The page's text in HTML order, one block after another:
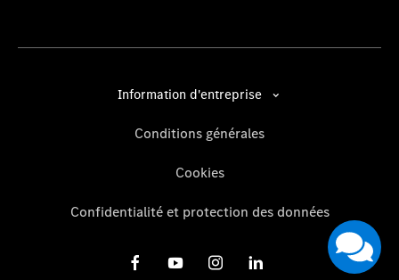
Information d'entreprise
Conditions générales
Cookies
Confidentialité et protection des données